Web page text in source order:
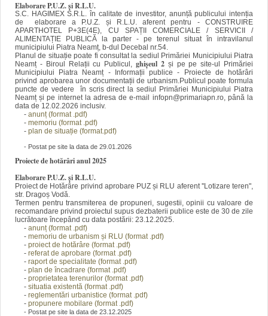
Elaborare P.U.Z. și R.L.U.
S.C. HAGIMEX S.R.L. în calitate de investitor, anunță publicului intenția
de elaborare a P.U.Z. și R.L.U. aferent pentru - CONSTRUIRE
APARTHOTEL P+3E(4E), CU SPAȚII COMERCIALE / SERVICII /
ALIMENTAȚIE PUBLICĂ la parter - pe terenul situat în intravilanul
municipiului Piatra Neamț, b-dul Decebal nr.54.
Planul de situație poate fi consultat la sediul Primăriei Municipiului Piatra
Neamț - Biroul Relații cu Publicul, ghișeul 2și pe pe site-ul Primăriei
Municipiului Piatra Neamț - Informații publice - Proiecte de hotărâri
privind aprobarea unor documentații de urbanism.Publicul poate formula
puncte de vedere în scris direct la sediul Primăriei Municipiului Piatra
Neamț și pe internet la adresa de e-mail infopn@primariapn.ro, până la
data de 12.02.2026 inclusiv.
- anunț (format.pdf)
- memoriu (format .pdf)
- plan de situație (format.pdf)
- Postat pe site la data de 29.01.2026
Proiecte de hotărâri anul 2025
Elaborare P.U.Z. și R.L.U.
Proiect de Hotărâre privind aprobare PUZ și RLU aferent ''Lotizare teren",
str. Dragoș Vodă.
Termen pentru transmiterea de propuneri, sugestii, opinii cu valoare de
recomandare privind proiectul supus dezbaterii publice este de 30 de zile
lucrătoare începând cu data postării: 23.12.2025.
- anunț (format.pdf)
- memoriu de urbanism și RLU (format .pdf)
- proiect de hotărâre (format .pdf)
- referat de aprobare (format .pdf)
- raport de specialitate (format .pdf)
- plan de încadrare (format .pdf)
- proprietatea terenurilor (format .pdf)
- situatia existentă (format .pdf)
- reglementări urbanistice (format .pdf)
- propunere mobilare (format .pdf)
- Postat pe site la data de 23.12.2025